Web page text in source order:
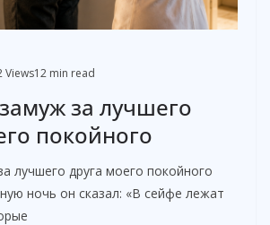
Views12 min read
за лучшего
покойного
лучшего друга моего покойного
ночь он сказал: «В сейфе лежат